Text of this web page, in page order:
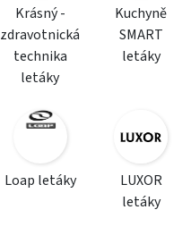
Krásný -
zdravotnická
technika
letáky
Kuchyně
SMART
letáky
Loap letáky
LUXOR
letáky